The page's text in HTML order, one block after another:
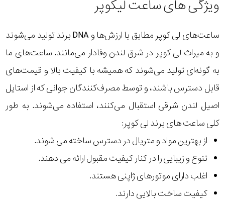
ویژگی های ساعت لیکوپر
ساعت‌های لی کوپر مطابق با ارزش‌ها و DNA برند تولید می‌شوند
و به میراث لی کوپر در شرق لندن وفادار می‌مانند. ساعت‌های ما
به گونه‌ای تولید می‌شوند که همیشه با کیفیت بالا و قیمت‌های
قابل دسترس باشند، و توسط مصرف‌کنندگان جوانی که از استایل
اصیل لندن شرقی استقبال می‌کنند، استفاده می‌شوند. به طور
کلی ساعت های برند لی کوپر:
از بهترین مواد و متریال در دسترس ساخته می شوند.
تنوع و زیبایی را در کنار کیفیت مقبول ارائه می دهند.
اغلب دارای موتورهای ژاپنی هستند.
کیفیت ساخت بالایی دارند.